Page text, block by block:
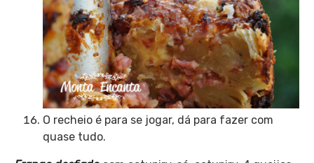
O recheio é para se jogar, dá para fazer com
quase tudo.